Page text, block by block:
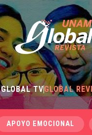
GLOBAL TVGLOBAL
APOYO EMOCIONAL